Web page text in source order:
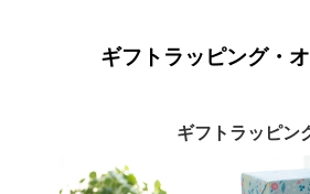
ギフトラッピング・
ギフトラッピン